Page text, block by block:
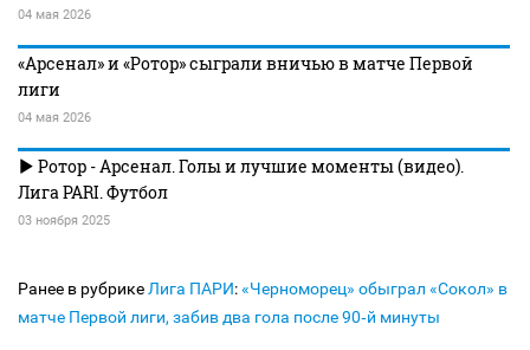
04 мая 2026
«Арсенал» и «Ротор» сыграли вничью в матче Первой
лиги
04 мая 2026
Ротор - Арсенал. Голы и лучшие моменты (видео).
Лига PARI. Футбол
03 ноября 2025
Ранее в рубрике Лига ПАРИ:«Черноморец» обыграл «Сокол» в
матче Первой лиги, забив два гола после 90‑й минуты